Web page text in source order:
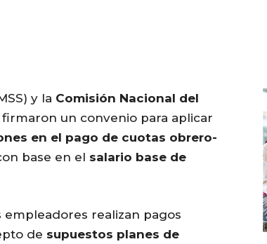
y la Comisión Nacional del
firmaron un convenio para aplicar
en el pago de cuotas obrero-
base en el salario base de
realizan pagos
de supuestos planes de